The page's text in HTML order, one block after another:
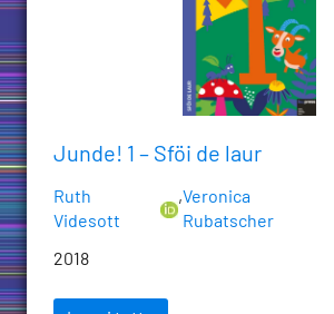
Junde! 1 – Sföi de laur
Ruth
Videsott
,Veronica
Rubatscher
2018